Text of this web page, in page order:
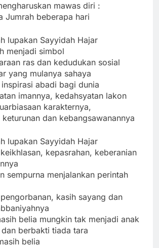
mawas diri :
Jumrah beberapa hari
lupakan Sayyidah Hajar
menjadi simbol
ras dan kedudukan sosial
yang mulanya sahaya
abadi bagi dunia
imannya, kedahsyatan lakon
karakternya,
dan kebangsawanannya
lupakan Sayyidah Hajar
kepasrahan, keberanian
sempurna menjalankan perintah
kasih sayang dan
belia mungkin tak menjadi anak
berbakti tiada tara
belia